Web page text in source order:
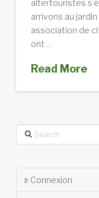
altertouristes
arrivons au
association de
ont …
Read More
Search
Connexion